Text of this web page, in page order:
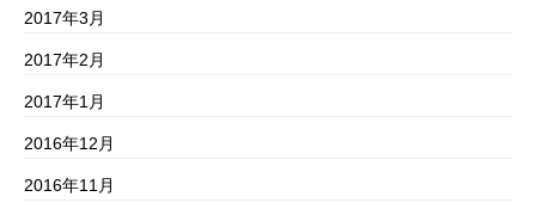
2017年3月
2017年2月
2017年1月
2016年12月
2016年11月